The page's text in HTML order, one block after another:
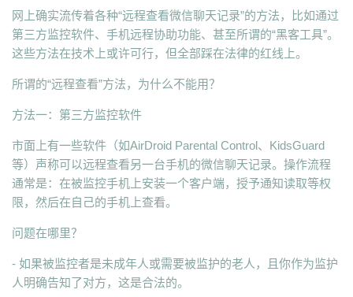
网上确实流传着各种“远程查看微信聊天记录”的方法，比如通过
第三方监控软件、手机远程协助功能、甚至所谓的“黑客工具”。
这些方法在技术上或许可行，但全部踩在法律的红线上。
所谓的“远程查看”方法，为什么不能用？
方法一：第三方监控软件
市面上有一些软件（如AirDroid Parental Control、KidsGuard
等）声称可以远程查看另一台手机的微信聊天记录。操作流程
通常是：在被监控手机上安装一个客户端，授予通知读取等权
限，然后在自己的手机上查看。
问题在哪里？
- 如果被监控者是未成年人或需要被监护的老人，且你作为监护
人明确告知了对方，这是合法的。